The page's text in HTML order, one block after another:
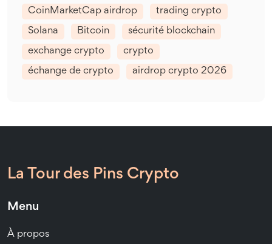
CoinMarketCap airdrop trading crypto
Solana Bitcoin sécurité blockchain
exchange crypto crypto
échange de crypto airdrop crypto 2026
La Tour des Pins Crypto
Menu
À propos